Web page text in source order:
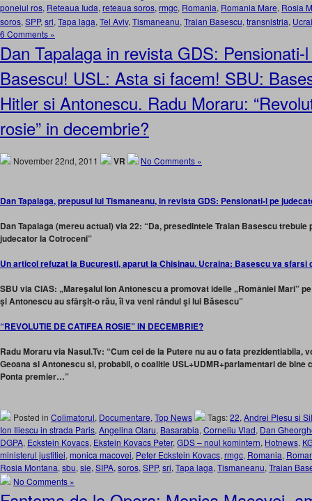
poneiul ros, Reteaua Iuda, reteaua soros, rmgc, Romania, Romania Mare, Rosia
soros, SPP, sri, Tapa laga, Tel Aviv, Tismaneanu, Traian Basescu, transnistria,
6 Comments »
Dan Tapalaga in revista GDS:
Basescu! USL: Asta si facem! SBU:
Hitler si Antonescu. Radu Moraru:
rosie” in decembrie?
November 22nd, 2011 VR No Comments »
Dan Tapalaga, prepusul lui Tismaneanu, in revista GDS: Pensionati-l pe
Dan Tapalaga (mereu actual) via 22: “Da, presedintele Traian Basescu
judecator la Cotroceni”
Un articol refuzat la Bucuresti, aparut la Chisinau. Ucraina: Basescu va sfarsi
SBU via CIAS: „Mareşalul Ion Antonescu a promovat ideile „României Mari”
şi Antonescu au sfârşit-o rău, îi va veni rândul şi lui Băsescu”
“REVOLUTIE DE CATIFEA ROSIE” IN DECEMBRIE?
Radu Moraru via Nasul.Tv: “Cum cei de la Putere nu au o fata prezidentiabila,
Geoana si Antonescu si, probabil, o coalitie USL+UDMR+parlamentari de bine
Ponta premier…”
Posted in Colimatorul, Documentare, Top News Tags:22, Andrei Plesu si
Ion Iliescu in strada Paris, Angelina Olaru, Basarabia, Corneliu Vlad, Dan
DGPA, Eckstein Kovacs, Ekstein Kovacs Peter, GDS – noul komintern, Hotnews,
ministerul justitiei, monica macovei, Peter Eckstein Kovacs, rmgc, Romania,
Rosia Montana, sbu, sie, SIPA, soros, SPP, sri, Tapa laga, Tismaneanu, Traian
No Comments »